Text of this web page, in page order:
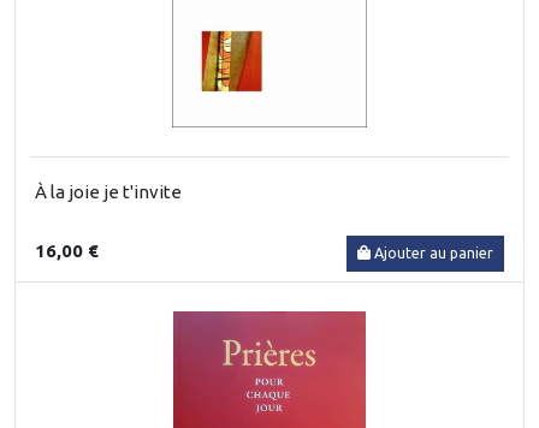
À la joie je t'invite
16,00 € Ajouter au panier